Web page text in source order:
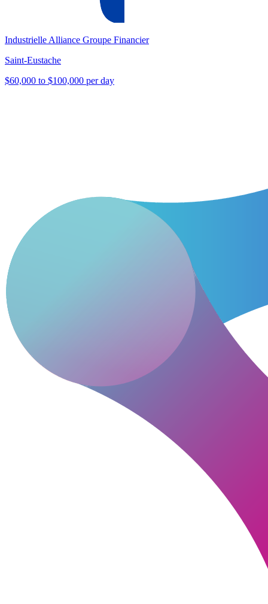
Industrielle Alliance Groupe Financier
Saint-Eustache
$60,000 to $100,000 per day